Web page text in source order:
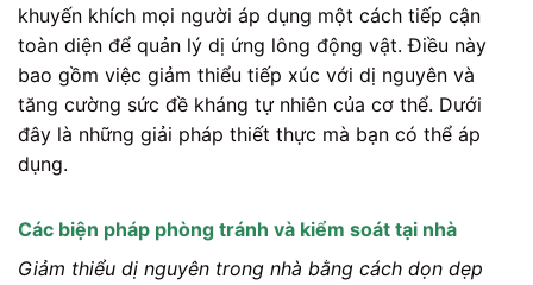
khuyến khích mọi người áp dụng một cách tiếp cận
toàn diện để quản lý dị ứng lông động vật. Điều này
bao gồm việc giảm thiểu tiếp xúc với dị nguyên và
tăng cường sức đề kháng tự nhiên của cơ thể. Dưới
đây là những giải pháp thiết thực mà bạn có thể áp
dụng.
Các biện pháp phòng tránh và kiểm soát tại nhà
Giảm thiểu dị nguyên trong nhà bằng cách dọn dẹp